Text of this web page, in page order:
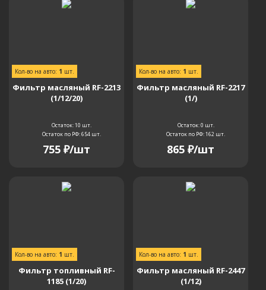
Кол-во на авто: 1 шт.
Фильтр масляный RF-2213
(1/12/20)
Остаток: 10 шт.
Остаток по РФ: 654 шт.
755 ₽/шт
Кол-во на авто: 1 шт.
Фильтр масляный RF-2217
(1/)
Остаток: 0 шт.
Остаток по РФ: 162 шт.
865 ₽/шт
Кол-во на авто: 1 шт.
Фильтр топливный RF-
1185 (1/20)
Кол-во на авто: 1 шт.
Фильтр масляный RF-2447
(1/12)